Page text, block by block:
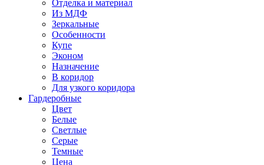
Отделка и материал
Из МДФ
Зеркальные
Особенности
Купе
Эконом
Назначение
В коридор
Для узкого коридора
Гардеробные
Цвет
Белые
Светлые
Серые
Темные
Цена